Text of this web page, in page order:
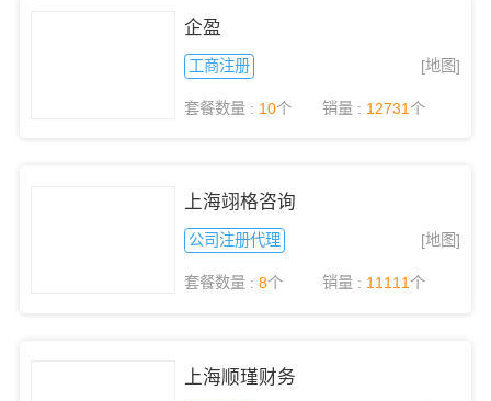
企盈
工商注册 [地图]
套餐数量 : 10个 销量 : 12731 个
上海翊格咨询
公司注册代理 [地图]
套餐数量 : 8个 销量 : 11111个
上海顺瑾财务